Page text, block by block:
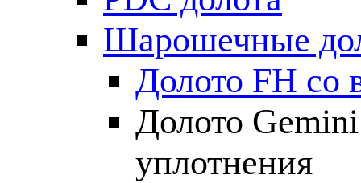
Шарошечные
Долото FH со
Долото
уплотнения